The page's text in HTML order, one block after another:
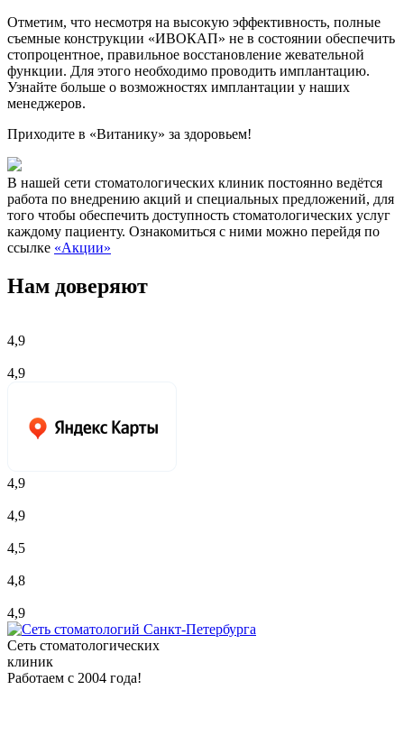
Отметим, что несмотря на высокую эффективность, полные
съемные конструкции «ИВОКАП» не в состоянии обеспечить
стопроцентное, правильное восстановление жевательной
функции. Для этого необходимо проводить имплантацию.
Узнайте больше о возможностях имплантации у наших
менеджеров.
Приходите в «Витанику» за здоровьем!
В нашей сети стоматологических клиник постоянно ведётся
работа по внедрению акций и специальных предложений, для
того чтобы обеспечить доступность стоматологических услуг
каждому пациенту. Ознакомиться с ними можно перейдя по
ссылке «Акции»
Нам доверяют
4,9
4,9
4,9
4,9
4,5
4,8
4,9
Сеть стоматологических
клиник
Работаем с 2004 года!